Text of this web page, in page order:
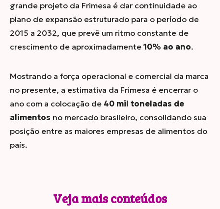
grande projeto da Frimesa é dar continuidade ao
plano de expansão estruturado para o período de
2015 a 2032, que prevê um ritmo constante de
crescimento de aproximadamente 10% ao ano.
Mostrando a força operacional e comercial da marca
no presente, a estimativa da Frimesa é encerrar o
ano com a colocação de 40 mil toneladas de
alimentos no mercado brasileiro, consolidando sua
posição entre as maiores empresas de alimentos do
país.
Veja mais conteúdos